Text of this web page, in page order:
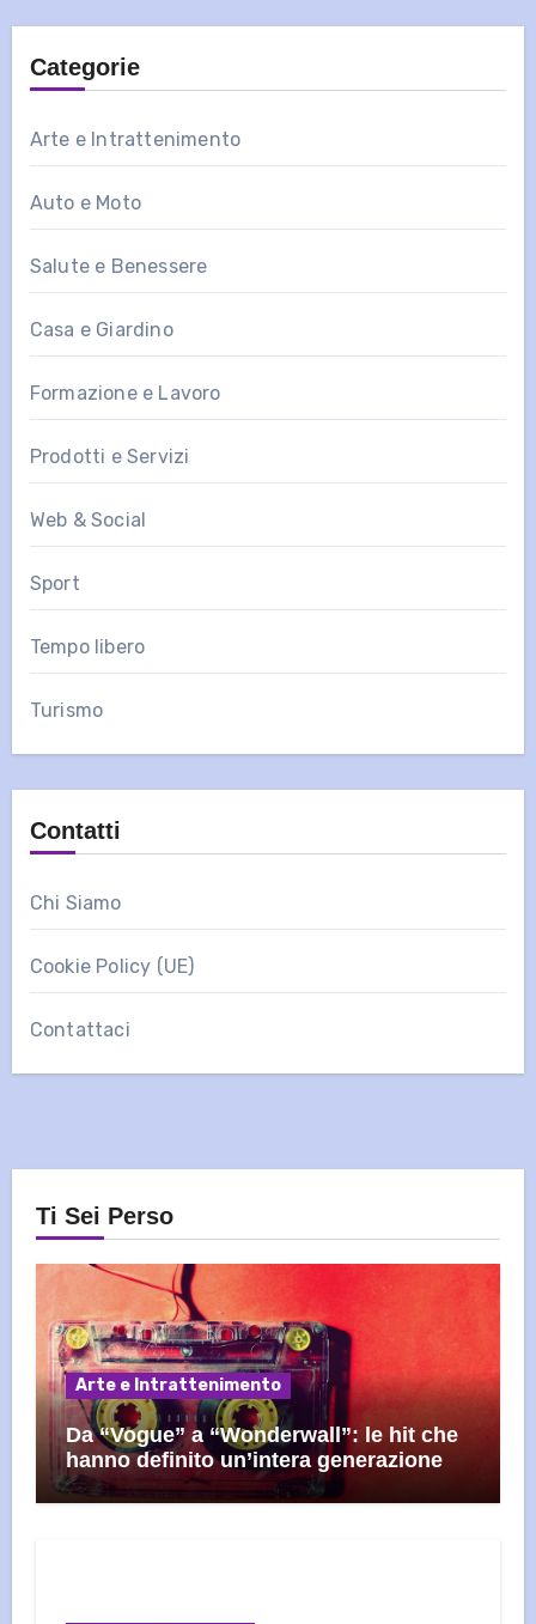
Categorie
Arte e Intrattenimento
Auto e Moto
Salute e Benessere
Casa e Giardino
Formazione e Lavoro
Prodotti e Servizi
Web & Social
Sport
Tempo libero
Turismo
Contatti
Chi Siamo
Cookie Policy (UE)
Contattaci
Ti Sei Perso
Arte e Intrattenimento
Da “Vogue” a “Wonderwall”: le hit che
hanno definito un’intera generazione